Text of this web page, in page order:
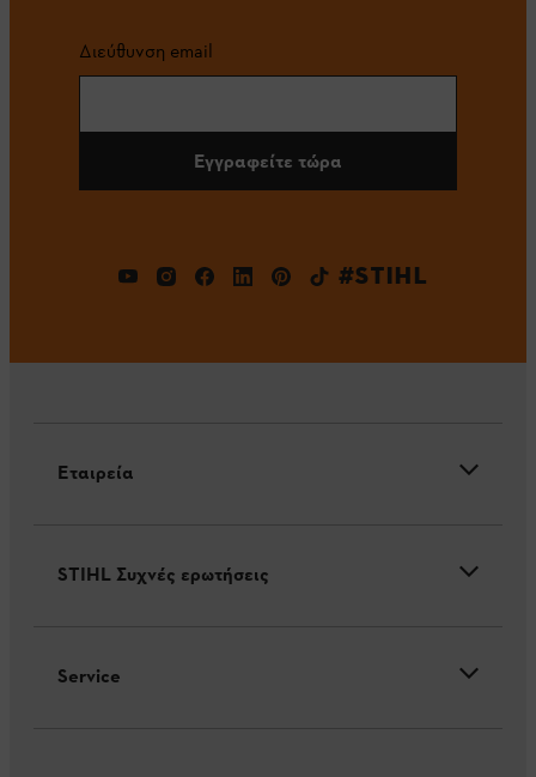
Διεύθυνση email
Εγγραφείτε τώρα
#STIHL
Εταιρεία
STIHL Συχνές ερωτήσεις
Service